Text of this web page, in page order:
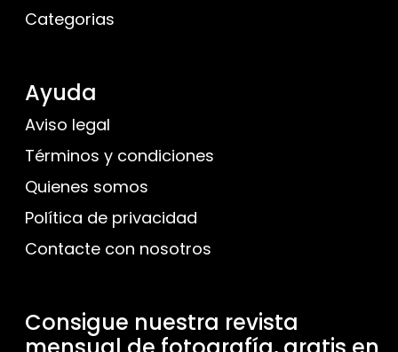
Categorias
Ayuda
Aviso legal
Términos y condiciones
Quienes somos
Política de privacidad
Contacte con nosotros
Consigue nuestra revista